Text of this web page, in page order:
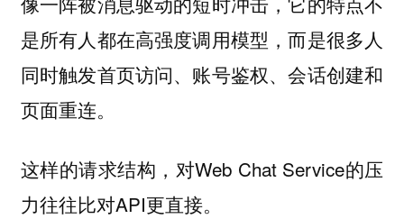
是所有人都在高强度调用模型，而是很多人
同时触发首页访问、账号鉴权、会话创建和
页面重连。
这样的请求结构，对Web Chat Service的压
力往往比对API更直接。